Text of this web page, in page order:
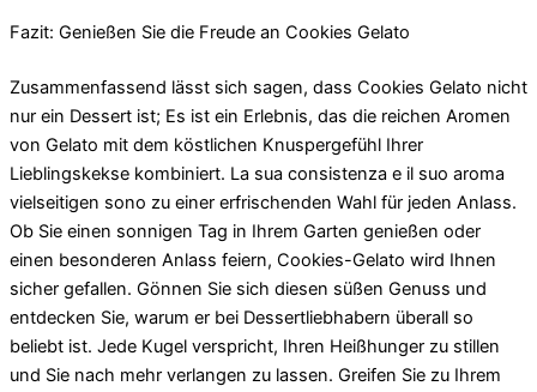
Fazit: Genießen Sie die Freude an Cookies Gelato
Zusammenfassend lässt sich sagen, dass Cookies Gelato nicht
nur ein Dessert ist; Es ist ein Erlebnis, das die reichen Aromen
von Gelato mit dem köstlichen Knuspergefühl Ihrer
Lieblingskekse kombiniert. La sua consistenza e il suo aroma
vielseitigen sono zu einer erfrischenden Wahl für jeden Anlass.
Ob Sie einen sonnigen Tag in Ihrem Garten genießen oder
einen besonderen Anlass feiern, Cookies-Gelato wird Ihnen
sicher gefallen. Gönnen Sie sich diesen süßen Genuss und
entdecken Sie, warum er bei Dessertliebhabern überall so
beliebt ist. Jede Kugel verspricht, Ihren Heißhunger zu stillen
und Sie nach mehr verlangen zu lassen. Greifen Sie zu Ihrem